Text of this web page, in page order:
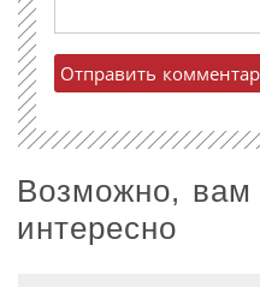
Возможно, вам
интересно